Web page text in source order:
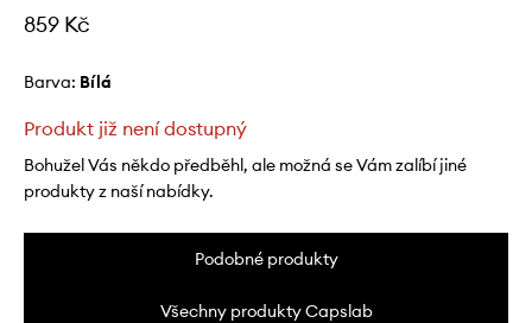
859 Kč
Barva: bílá
Produkt již není dostupný
Bohužel Vás někdo předběhl, ale možná se Vám zalíbí jiné
produkty z naší nabídky.
Podobné produkty
Všechny produkty Capslab